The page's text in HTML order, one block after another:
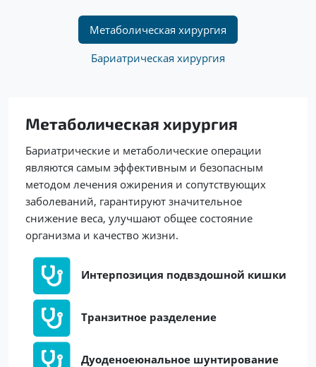
Метаболическая хирургия
Бариатрическая хирургия
Метаболическая хирургия
Бариатрические и метаболические операции
являются самым эффективным и безопасным
методом лечения ожирения и сопутствующих
заболеваний, гарантируют значительное
снижение веса, улучшают общее состояние
организма и качество жизни.
Интерпозиция подвздошной кишки
Транзитное разделение
Дуоденоеюнальное шунтирование